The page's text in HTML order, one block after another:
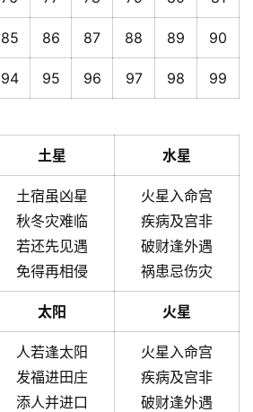
85 86 87 88 89 90
94 95 96 97 98 99
土星 水星
土宿虽凶星
秋冬灾难临
若还先见遇
免得再相侵
火星入命宫
疾病及宫非
破财逢外遇
祸患忌伤灾
太阳 火星
人若逢太阳
发福进田庄
添人并进口
火星入命宫
疾病及宫非
破财逢外遇